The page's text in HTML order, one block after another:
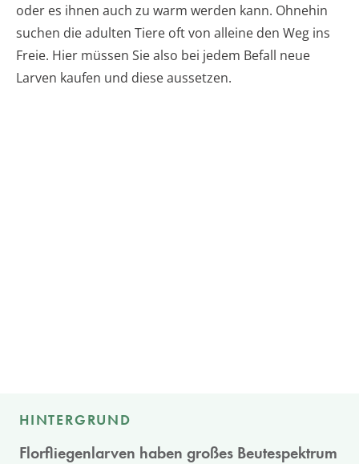
oder es ihnen auch zu warm werden kann. Ohnehin
suchen die adulten Tiere oft von alleine den Weg ins
Freie. Hier müssen Sie also bei jedem Befall neue
Larven kaufen und diese aussetzen.
HINTERGRUND
Florfliegenlarven haben großes Beutespektrum